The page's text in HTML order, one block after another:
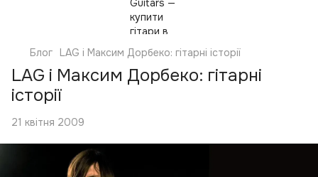
Блог LAG і Максим Дорбеко: гітарні історії
LAG і Максим Дорбеко: гітарні
історії
21 квітня 2009